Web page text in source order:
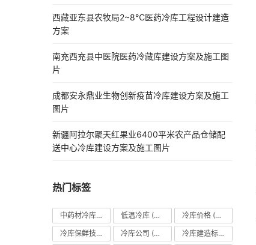
西藏亚东县农牧局2~8℃医药冷库工程设计建造
方案
南充西充县中医院医药冷藏库建设方案及施工图
片
成都安永鼎业生物创新疫苗冷库建设方案及施工
图片
新疆阿拉尔聚天红果业6400平米农产品仓储配
送中心冷库建设方案及施工图片
热门标签
中药材冷库
(27) 低温冷库 (70) 冷库价格(490)
冷库保鲜技术 冷库公司 (31) 冷库建造标准